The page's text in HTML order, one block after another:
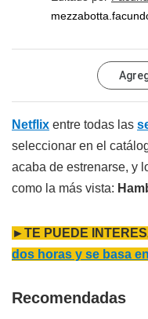
Netflix entre todas las
seleccionar en el
acaba de estrenarse, y
como la más vista:
►TE PUEDE
dos horas y se basa
Recomendadas